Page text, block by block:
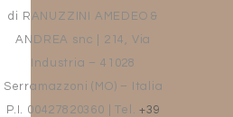
di RANUZZINI AMEDEO &
ANDREA snc | 214, Via
Industria – 41028
Serramazzoni (MO) – Italia
P.I. 00427820360
|Tel.+39